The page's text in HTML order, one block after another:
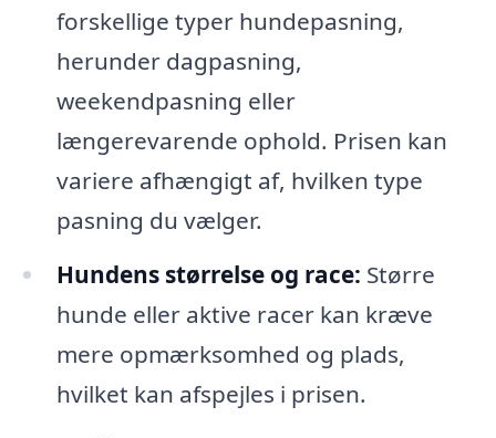
forskellige typer hundepasning,
herunder dagpasning,
weekendpasning eller
længerevarende ophold. Prisen kan
variere afhængigt af, hvilken type
pasning du vælger.
Hundens størrelse og race: Større
hunde eller aktive racer kan kræve
mere opmærksomhed og plads,
hvilket kan afspejles i prisen.